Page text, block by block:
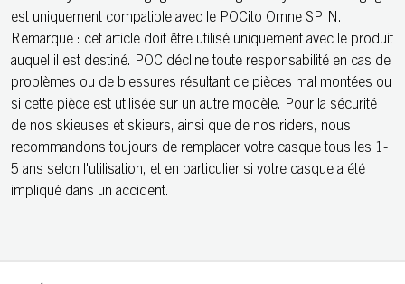
est uniquement compatible avec le POCito Omne SPIN.
Remarque : cet article doit être utilisé uniquement avec le produit
auquel il est destiné. POC décline toute responsabilité en cas de
problèmes ou de blessures résultant de pièces mal montées ou
si cette pièce est utilisée sur un autre modèle. Pour la sécurité
de nos skieuses et skieurs, ainsi que de nos riders, nous
recommandons toujours de remplacer votre casque tous les 1-
5 ans selon l'utilisation, et en particulier si votre casque a été
impliqué dans un accident.